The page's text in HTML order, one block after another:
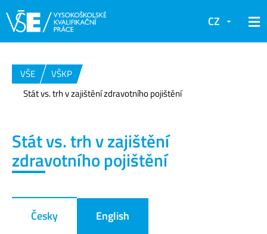
CZ
VŠE
VŠKP
Stát vs. trh v zajištění zdravotního pojištění
Stát vs. trh v zajištění
zdravotního pojištění
Česky English